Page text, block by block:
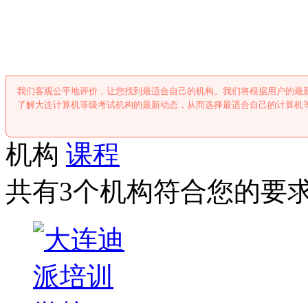
我们客观公平地评价，让您找到最适合自己的机构。我们将根据用户的
了解大连计算机等级考试机构的最新动态，从而选择最适合自己的计算机
机构 课程
共有3个机构符合您的要